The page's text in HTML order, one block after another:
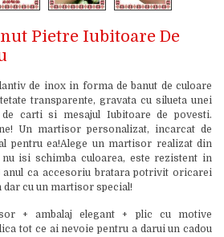
Pietre Iubitoare De
de inox in forma de banut de culoare
transparente, gravata cu silueta unei
carti si mesajul Iubitoare de povesti.
Un martisor personalizat, incarcat de
pentru ea!Alege un martisor realizat din
isi schimba culoarea, este rezistent in
ca accesoriu bratara potrivit oricarei
cu un martisor special!
+ ambalaj elegant + plic cu motive
tot ce ai nevoie pentru a darui un cadou